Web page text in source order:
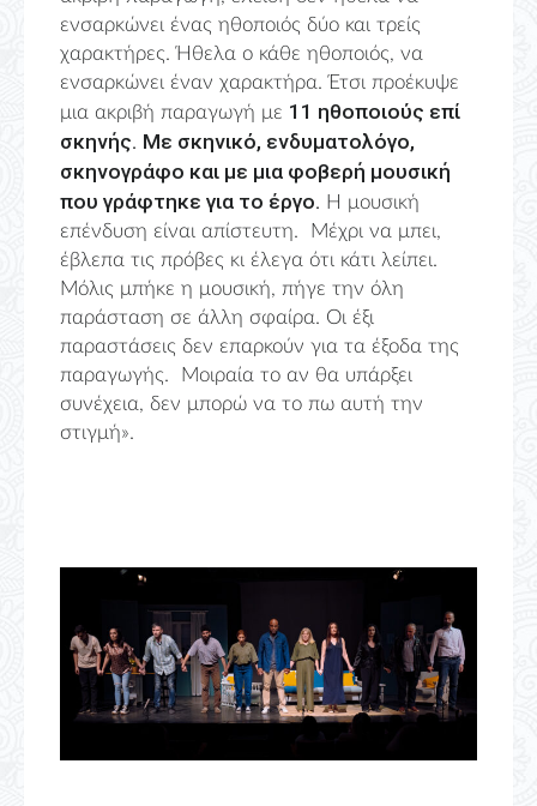
ενσαρκώνει ένας ηθοποιός δύο και τρείς
χαρακτήρες. Ήθελα ο κάθε ηθοποιός, να
ενσαρκώνει έναν χαρακτήρα. Έτσι προέκυψε
μια ακριβή παραγωγή με 11 ηθοποιούς επί
σκηνής. Με σκηνικό, ενδυματολόγο,
σκηνογράφο και με μια φοβερή μουσική
που γράφτηκε για το έργο. Η μουσική
επένδυση είναι απίστευτη. Μέχρι να μπει,
έβλεπα τις πρόβες κι έλεγα ότι κάτι λείπει.
Μόλις μπήκε η μουσική, πήγε την όλη
παράσταση σε άλλη σφαίρα. Οι έξι
παραστάσεις δεν επαρκούν για τα έξοδα της
παραγωγής. Μοιραία το αν θα υπάρξει
συνέχεια, δεν μπορώ να το πω αυτή την
στιγμή».